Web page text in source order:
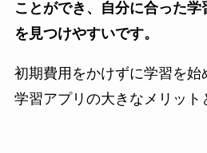
ことができ、自分に合った学
を見つけやすいです。
初期費用をかけずに学習を始
学習アプリの大きなメリット